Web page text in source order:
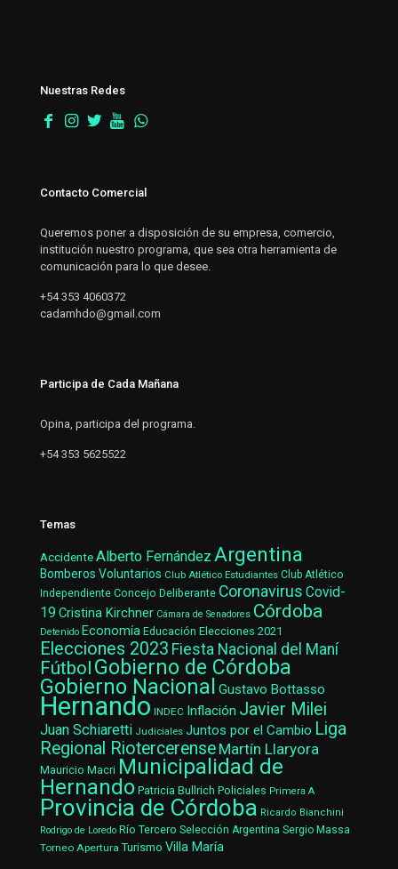
Nuestras Redes
Contacto Comercial
Queremos poner a disposición de su empresa, comercio,
institución nuestro programa, que sea otra herramienta de
comunicación para lo que desee.
+54 353 4060372
cadamhdo@gmail.com
Participa de Cada Mañana
Opina, participa del programa.
+54 353 5625522
Temas
AccidenteAlberto Fernández Argentina
Bomberos Voluntarios Club Atlético Estudiantes Club Atlético
Independiente Concejo Deliberante Coronavirus Covid-
19 Cristina Kirchner Cámara de Senadores Córdoba
Detenido Economía Educación Elecciones 2021
Elecciones 2023 Fiesta Nacional del Maní
Fútbol Gobierno de Córdoba
Gobierno Nacional Gustavo Bottasso
Hernando INDEC Inflación Javier Milei
Juan Schiaretti Judiciales Juntos por el Cambio Liga
Regional Riotercerense Martín Llaryora
Mauricio Macri Municipalidad de
Hernando Patricia Bullrich Policiales Primera A
Provincia de Córdoba Ricardo Bianchini
Rodrigo de Loredo Río Tercero Selección Argentina Sergio Massa
Torneo Apertura Turismo Villa María